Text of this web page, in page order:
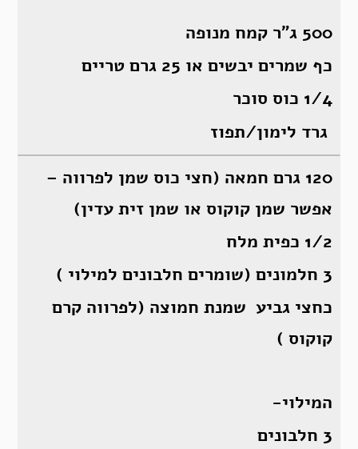
500 ג”ר קמח מנופה
כף שמרים יבשים או 25 גרם טריים
1/4 כוס סוכר
גרד לימון/תפוז
120 גרם חמאה (חצי כוס שמן לפרווה –
אפשר שמן קוקוס או שמן זית עדין)
1/2 כפית מלח
3 חלמונים (שומרים חלבונים למילוי )
כחצי גביע שמנת חמוצה (לפרווה קרם
קוקוס )
המילוי-
3 חלבונים